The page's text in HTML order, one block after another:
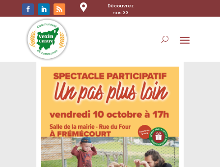

Découvrez
nos 33